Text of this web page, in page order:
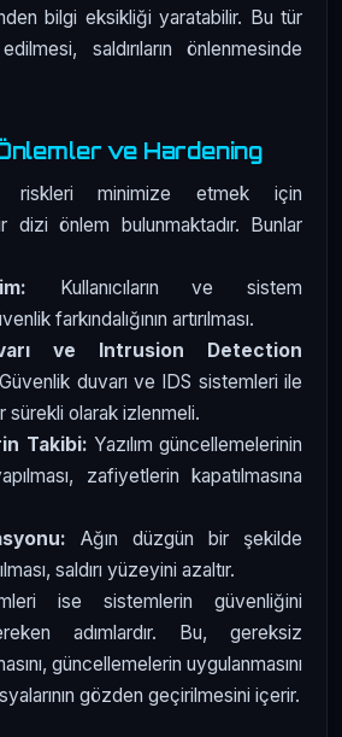
bilgi eksikliği yaratabilir. Bu tür
saldırıların önlenmesinde
ve Hardening
riskleri minimize etmek için
dizi önlem bulunmaktadır. Bunlar
Kullanıcıların ve sistem
farkındalığının artırılması.
ve Intrusion Detection
Güvenlik duvarı ve IDS sistemleri ile
sürekli olarak izlenmeli.
Takibi: Yazılım güncellemelerinin
zafiyetlerin kapatılmasına
Ağın düzgün bir şekilde
saldırı yüzeyini azaltır.
ise sistemlerin güvenliğini
adımlardır. Bu, gereksiz
güncellemelerin uygulanmasını
gözden geçirilmesini içerir.